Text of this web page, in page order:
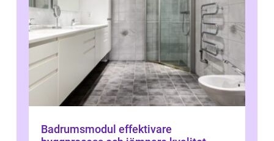
Badrumsmodul effektivare